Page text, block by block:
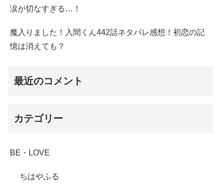
涙が切なすぎる…！
魔入りました！入間くん442話ネタバレ感想！初恋の記
憶は消えても？
最近のコメント
カテゴリー
BE・LOVE
ちはやふる